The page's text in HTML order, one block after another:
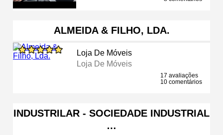
ALMEIDA & FILHO, LDA.
Loja De Móveis
Loja De Móveis
17 avaliações
10 comentários
INDUSTRILAR - SOCIEDADE INDUSTRIAL
…